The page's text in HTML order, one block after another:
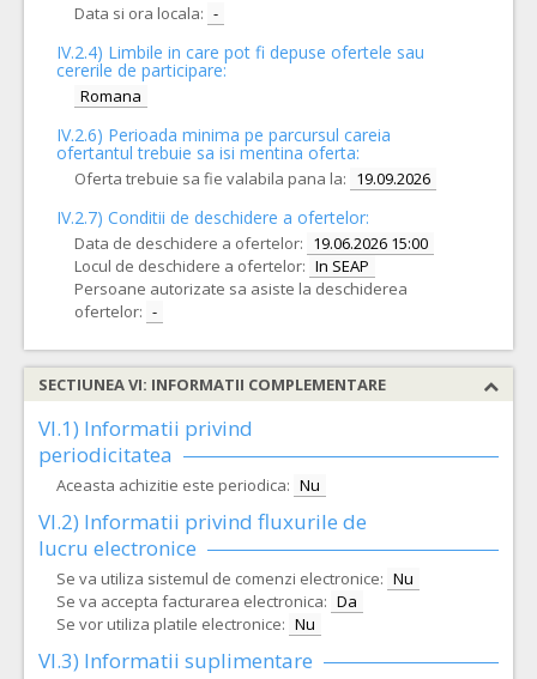
Data si ora locala: -
IV.2.4) Limbile in care pot fi depuse ofertele sau
cererile de participare:
Romana
IV.2.6) Perioada minima pe parcursul careia
ofertantul trebuie sa isi mentina oferta:
Oferta trebuie sa fie valabila pana la: 19.09.2026
IV.2.7) Conditii de deschidere a ofertelor:
Data de deschidere a ofertelor: 19.06.2026 15:00
Locul de deschidere a ofertelor: In SEAP
Persoane autorizate sa asiste la deschiderea
ofertelor: -
SECTIUNEA VI: INFORMATII COMPLEMENTARE
VI.1) Informatii privind
periodicitatea
Aceasta achizitie este periodica: Nu
VI.2) Informatii privind fluxurile de
lucru electronice
Se va utiliza sistemul de comenzi electronice: Nu
Se va accepta facturarea electronica: Da
Se vor utiliza platile electronice: Nu
VI.3) Informatii suplimentare